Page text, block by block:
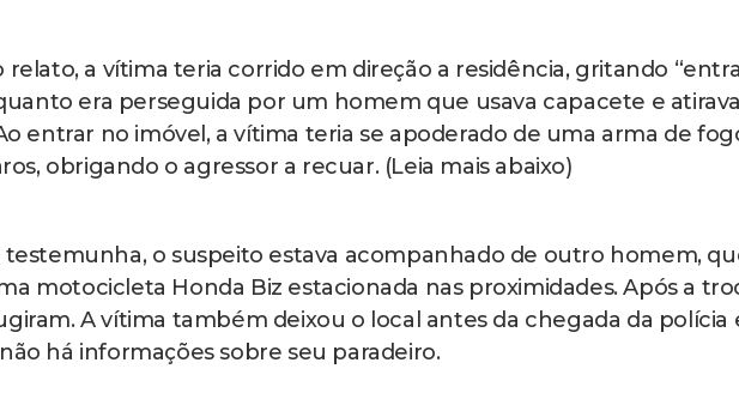
relato, a vítima teria corrido em direção a residência, gritando
era perseguida por um homem que usava capacete e atirava
entrar no imóvel, a vítima teria se apoderado de uma arma de
obrigando o agressor a recuar. (Leia mais abaixo)
testemunha, o suspeito estava acompanhado de outro homem,
motocicleta Honda Biz estacionada nas proximidades. Após a
A vítima também deixou o local antes da chegada da polícia
há informações sobre seu paradeiro.